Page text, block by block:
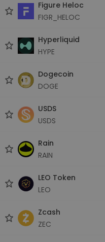
Figure Heloc
FIGR_HELOC
Hyperliquid
HYPE
Dogecoin
DOGE
USDS
USDS
Rain
RAIN
LEO Token
LEO
Zcash
ZEC